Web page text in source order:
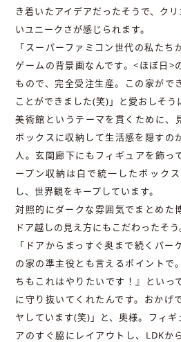
き着いたアイデアだったそうで、ク
いユニークさが感じられます。
「スーパーファミコン世代の私たち
ゲームの背景画なんです。<ほぼ日>
もので、完全受注生産。この家がで
ことができました(笑)」と愛おしそう
美術館というテーマを貫くために、
ボックスに収納して生活感を隠すの
人。玄関廊下にもフィギュアを飾っ
ープン収納は白で統一したボック
し、世界観をキープしています。
対照的にダークな雰囲気でまとめた
ドア越しの見え方にもこだわったそう
「ドアからまっすぐ奥まで続くパー
の家の準主役とも言えるポイントで
ちもこれはやりたいです！』といっ
に守り抜いてくれたんです。おかげ
ヤしています(笑)」と、奥様。フィ
アのすぐ脇にレイアウトし、LDKか